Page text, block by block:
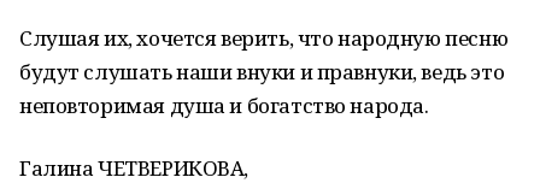
Слушая их, хочется верить, что народную песню
будут слушать наши внуки и правнуки, ведь это
неповторимая душа и богатство народа.
Галина ЧЕТВЕРИКОВА,